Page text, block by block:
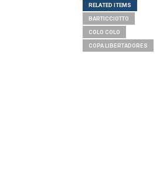
RELATED ITEMS
BARTICCIOTTO
COLO COLO
COPA LIBERTADORES